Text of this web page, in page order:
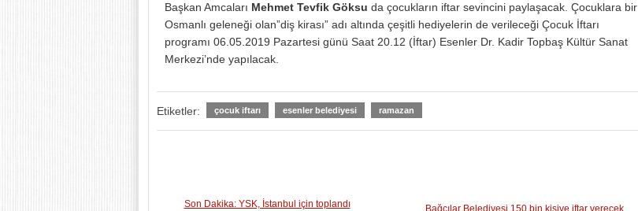
Başkan Amcaları Mehmet Tevfik Göksu da çocukların iftar sevincini paylaşacak. Çocuklara bir
Osmanlı geleneği olan”diş kirası” adı altında çeşitli hediyelerin de verileceği Çocuk İftarı
programı 06.05.2019 Pazartesi günü Saat 20.12 (İftar) Esenler Dr. Kadir Topbaş Kültür Sanat
Merkezi’nde yapılacak.
Etiketler: çocuk iftarı esenler belediyesi ramazan
Son Dakika: YSK, İstanbul için toplandı Bağcılar Belediyesi 150 bin kişiye iftar verecek